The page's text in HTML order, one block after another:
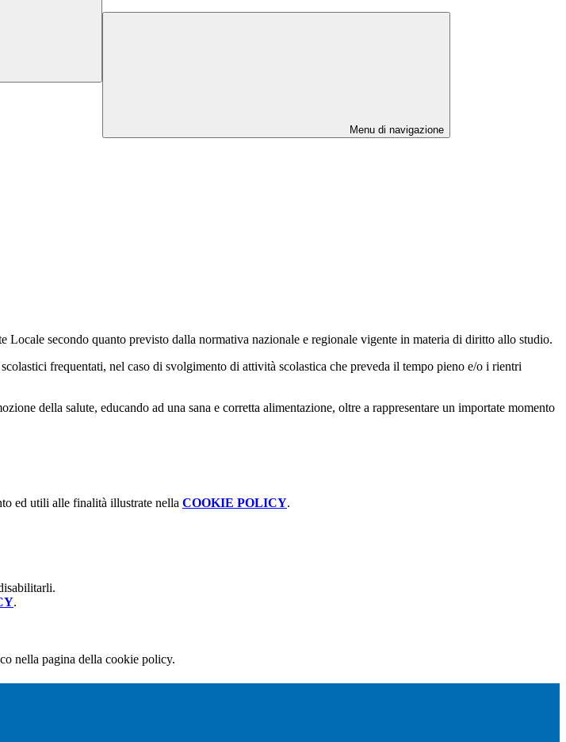
Menu di navigazione
secondo quanto previsto dalla normativa nazionale e regionale vigente in materia di diritto allo studio.
frequentati, nel caso di svolgimento di attività scolastica che preveda il tempo pieno e/o i rientri
della salute, educando ad una sana e corretta alimentazione, oltre a rappresentare un importate momento
ed utili alle finalità illustrate nella COOKIE POLICY.
.
nella pagina della cookie policy.